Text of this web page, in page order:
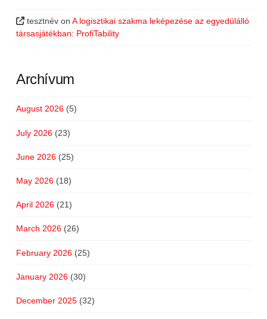
tesztnév onA logisztikai szakma leképezése az egyedülálló
társasjátékban: ProfiTability
Archívum
August 2026(5)
July 2026(23)
June 2026(25)
May 2026(18)
April 2026(21)
March 2026(26)
February 2026(25)
January 2026(30)
December 2025(32)